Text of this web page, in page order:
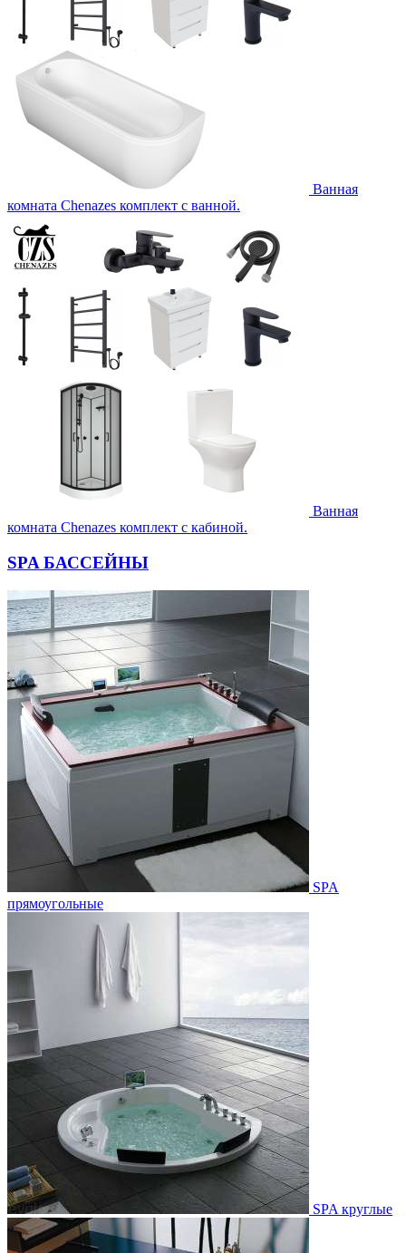
Ванная
комната Chenazes комплект с ванной.
Ванная
комната Chenazes комплект с кабиной.
SPA БАССЕЙНЫ
SPA
прямоугольные
SPA круглые